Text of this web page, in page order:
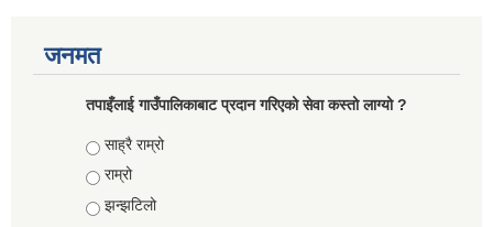
जनमत
तपाइँलाई गाउँपालिकाबाट प्रदान गरिएको सेवा कस्तो लाग्यो ?
Choices
साह्रै राम्रो
राम्रो
झन्झटिलो